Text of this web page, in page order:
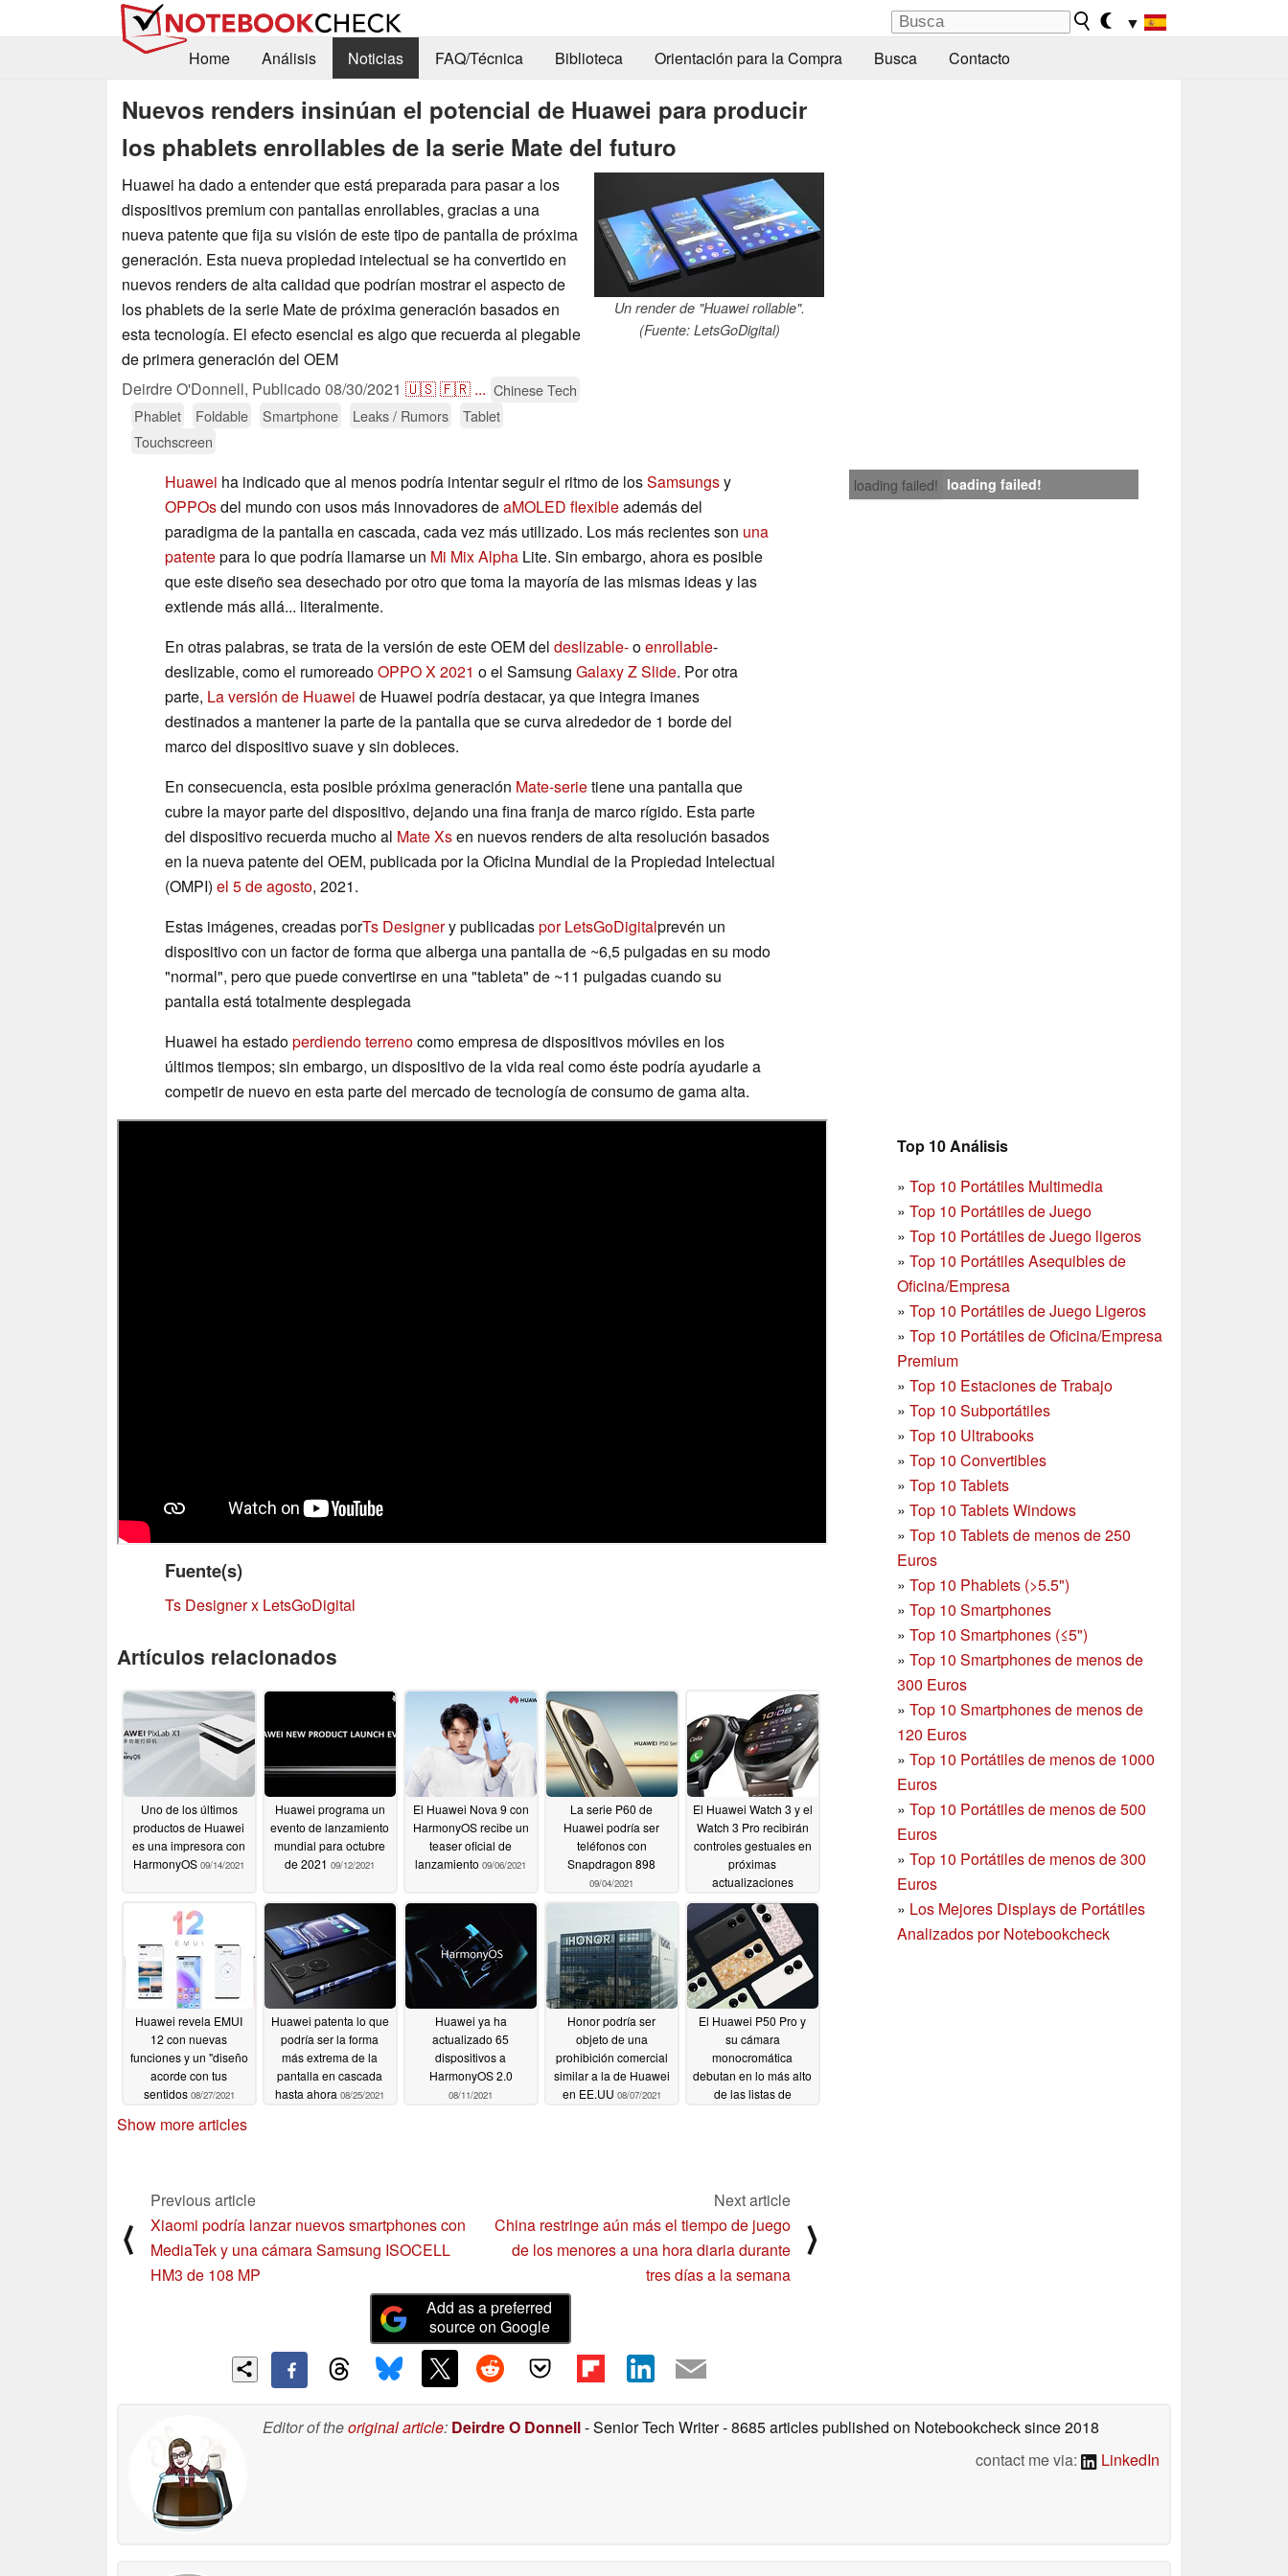
▼
Home
Análisis Noticias FAQ/Técnica Biblioteca Orientación para la Compra Busca Contacto
Nuevos renders insinúan el potencial de Huawei para producir
los phablets enrollables de la serie Mate del futuro
Un render de "Huawei rollable".
(Fuente: LetsGoDigital)
Huawei ha dado a entender que está preparada para pasar a los
dispositivos premium con pantallas enrollables, gracias a una
nueva patente que fija su visión de este tipo de pantalla de próxima
generación. Esta nueva propiedad intelectual se ha convertido en
nuevos renders de alta calidad que podrían mostrar el aspecto de
los phablets de la serie Mate de próxima generación basados en
esta tecnología. El efecto esencial es algo que recuerda al plegable
de primera generación del OEM
Deirdre O'Donnell, Publicado 08/30/2021 🇺🇸🇫🇷 ... Chinese Tech
Phablet
Foldable Smartphone Leaks / Rumors
Tablet
Touchscreen
loading failed! loading failed!
Huawei ha indicado que al menos podría intentar seguir el ritmo de losSamsungsy
OPPOsdel mundo con usos más innovadores deaMOLED flexibleademás del
paradigma de la pantalla en cascada, cada vez más utilizado. Los más recientes son una
patentepara lo que podría llamarse un Mi Mix Alpha Lite. Sin embargo, ahora es posible
que este diseño sea desechado por otro que toma la mayoría de las mismas ideas y las
extiende más allá... literalmente.
En otras palabras, se trata de la versión de este OEM del deslizable-oenrollable-
deslizable, como el rumoreadoOPPO X 2021 o el Samsung Galaxy Z Slide. Por otra
parte, La versión de Huawei de Huawei podría destacar, ya que integra imanes
destinados a mantener la parte de la pantalla que se curva alrededor de 1 borde del
marco del dispositivo suave y sin dobleces.
En consecuencia, esta posible próxima generación Mate-serietiene una pantalla que
cubre la mayor parte del dispositivo, dejando una fina franja de marco rígido. Esta parte
del dispositivo recuerda mucho al Mate Xsen nuevos renders de alta resolución basados
en la nueva patente del OEM, publicada por la Oficina Mundial de la Propiedad Intelectual
(OMPI) el 5 de agosto, 2021.
Estas imágenes, creadas porTs Designery publicadaspor LetsGoDigitalprevén un
dispositivo con un factor de forma que alberga una pantalla de ~6,5 pulgadas en su modo
"normal", pero que puede convertirse en una "tableta" de ~11 pulgadas cuando su
pantalla está totalmente desplegada
Huawei ha estadoperdiendo terrenocomo empresa de dispositivos móviles en los
últimos tiempos; sin embargo, un dispositivo de la vida real como éste podría ayudarle a
competir de nuevo en esta parte del mercado de tecnología de consumo de gama alta.
Top 10 Análisis
» Top 10 Portátiles Multimedia
» Top 10 Portátiles de Juego
» Top 10 Portátiles de Juego ligeros
» Top 10 Portátiles Asequibles de
Oficina/Empresa
» Top 10 Portátiles de Juego Ligeros
» Top 10 Portátiles de Oficina/Empresa
Premium
» Top 10 Estaciones de Trabajo
» Top 10 Subportátiles
» Top 10 Ultrabooks
» Top 10 Convertibles
» Top 10 Tablets
» Top 10 Tablets Windows
» Top 10 Tablets de menos de 250
Euros
» Top 10 Phablets (>5.5")
» Top 10 Smartphones
» Top 10 Smartphones (≤5")
» Top 10 Smartphones de menos de
300 Euros
» Top 10 Smartphonesde menos de
120 Euros
» Top 10 Portátiles de menos de 1000
Euros
» Top 10 Portátiles de menos de 500
Euros
» Top 10 Portátiles de menos de 300
Euros
» Los Mejores Displays de Portátiles
Analizados por Notebookcheck
Fuente(s)
Ts Designer x LetsGoDigital
Artículos relacionados
Uno de los últimos
productos de Huawei
es una impresora con
HarmonyOS 09/14/2021
Huawei programa un
evento de lanzamiento
mundial para octubre
de 2021 09/12/2021
El Huawei Nova 9 con
HarmonyOS recibe un
teaser oficial de
lanzamiento 09/06/2021
La serie P60 de
Huawei podría ser
teléfonos con
Snapdragon 898
09/04/2021
El Huawei Watch 3 y el
Watch 3 Pro recibirán
controles gestuales en
próximas
actualizaciones
09/03/2021
Huawei revela EMUI
12 con nuevas
funciones y un "diseño
acorde con tus
sentidos 08/27/2021
Huawei patenta lo que
podría ser la forma
más extrema de la
pantalla en cascada
hasta ahora 08/25/2021
Huawei ya ha
actualizado 65
dispositivos a
HarmonyOS 2.0
08/11/2021
Honor podría ser
objeto de una
prohibición comercial
similar a la de Huawei
en EE.UU 08/07/2021
El Huawei P50 Pro y
su cámara
monocromática
debutan en lo más alto
de las listas de
Show more articles
⟨
Previous article
Xiaomi podría lanzar nuevos smartphones con
MediaTek y una cámara Samsung ISOCELL
HM3 de 108 MP
Next article
China restringe aún más el tiempo de juego
de los menores a una hora diaria durante
tres días a la semana
⟩
Add as a preferred
source on Google
Editor of theoriginal article: Deirdre O Donnell- Senior Tech Writer- 8685 articles published on Notebookchecksince 2018
contact me via:
LinkedIn